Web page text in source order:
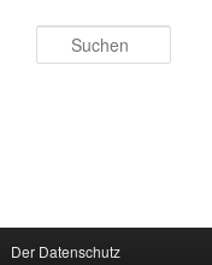
Der Datenschutz